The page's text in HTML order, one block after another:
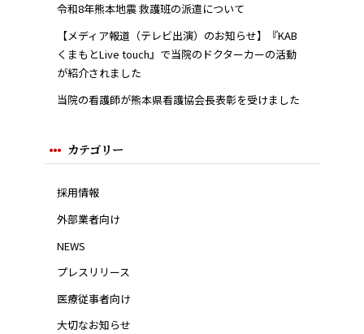
令和8年熊本地震 救護班の派遣について
【メディア報道（テレビ出演）のお知らせ】『KAB
くまもとLive touch』で当院のドクターカーの活動
が紹介されました
当院の看護師が熊本県看護協会長表彰を受けました
カテゴリー
採用情報
外部業者向け
NEWS
プレスリリース
医療従事者向け
大切なお知らせ